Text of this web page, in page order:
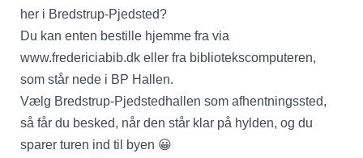
her i Bredstrup-Pjedsted?
Du kan enten bestille hjemme fra via
www.fredericiabib.dk eller fra bibliotekscomputeren,
som står nede i BP Hallen.
Vælg Bredstrup-Pjedstedhallen som afhentningssted,
så får du besked, når den står klar på hylden, og du
sparer turen ind til byen 😀